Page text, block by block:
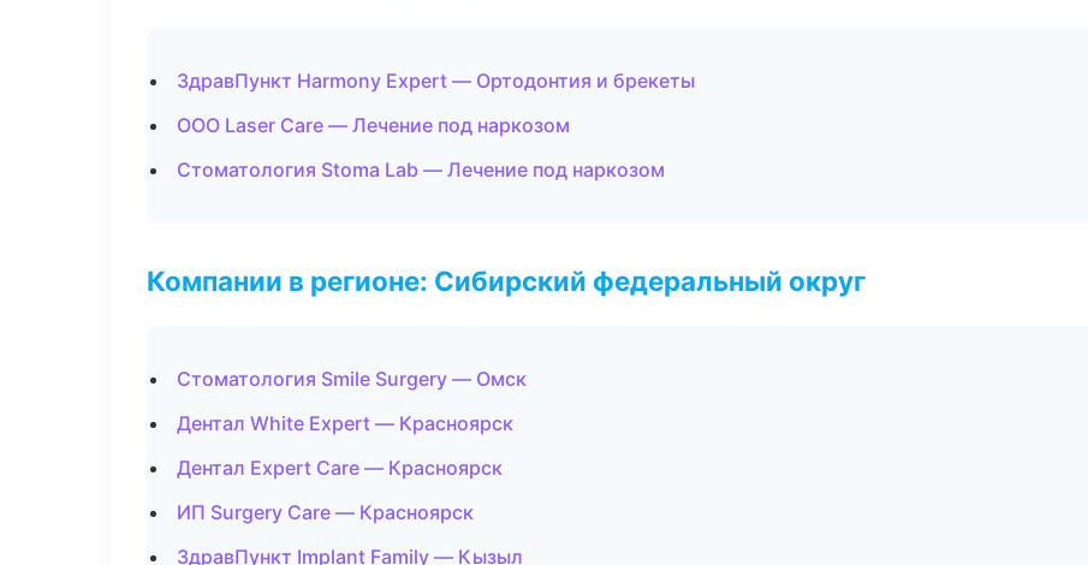
ЗдравПункт Harmony Expert — Ортодонтия и брекеты
ООО Laser Care — Лечение под наркозом
Стоматология Stoma Lab — Лечение под наркозом
Компании в регионе: Сибирский федеральный округ
Стоматология Smile Surgery — Омск
Дентал White Expert — Красноярск
Дентал Expert Care — Красноярск
ИП Surgery Care — Красноярск
ЗдравПункт Implant Family — Кызыл